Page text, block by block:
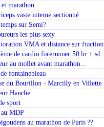
marathon
vaste interne sectionné
sur Semi?
les plus sexy
VMA et distance sur
de cardio forerunner 50 hr + sd
au mollet avant marathon...
fontainebleau
du Bourillon - Marcilly en Villette
Hanche
sport
MDP
au marathon de Paris ??